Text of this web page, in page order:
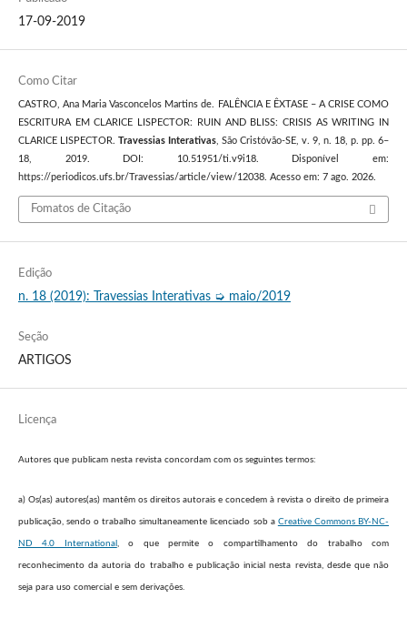
17-09-2019
Como Citar
CASTRO, Ana Maria Vasconcelos Martins de. FALÊNCIA E ÊXTASE – A CRISE COMO
ESCRITURA EM CLARICE LISPECTOR: RUIN AND BLISS: CRISIS AS WRITING IN
CLARICE LISPECTOR.
Travessias Interativas , São Cristóvão-SE, v. 9, n. 18, p. pp. 6–
18, 2019. DOI: 10.51951/ti.v9i18. Disponível em:
https://periodicos.ufs.br/Travessias/article/view/12038. Acesso em: 7 ago. 2026.
Fomatos de Citação
Edição
n. 18 (2019): Travessias Interativas ➭ maio/2019
Seção
ARTIGOS
Licença
Autores que publicam nesta revista concordam com os seguintes termos:
a) Os(as) autores(as) mantêm os direitos autorais e concedem à revista o direito de primeira
publicação, sendo o trabalho simultaneamente licenciado sob a Creative Commons BY-NC-
ND 4.0 International , o que permite o compartilhamento do trabalho com
reconhecimento da autoria do trabalho e publicação inicial nesta revista, desde que não
seja para uso comercial e sem derivações.